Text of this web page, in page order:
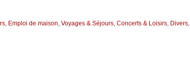
, Emploi de maison, Voyages & Séjours, Concerts & Loisirs, Divers,